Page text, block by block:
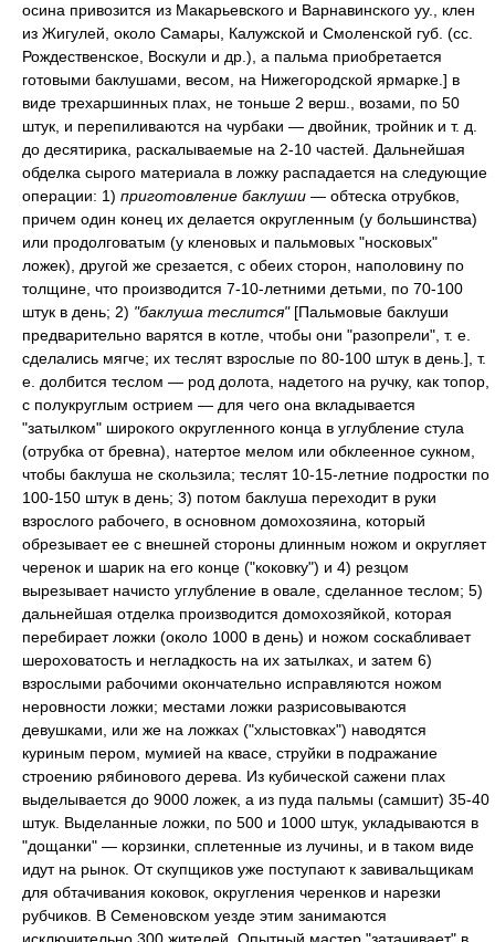
осина привозится из Макарьевского и Варнавинского уу., клен
из Жигулей, около Самары, Калужской и Смоленской губ. (сс.
Рождественское, Воскули и др.), а пальма приобретается
готовыми баклушами, весом, на Нижегородской ярмарке.] в
виде трехаршинных плах, не тоньше 2 верш., возами, по 50
штук, и перепиливаются на чурбаки — двойник, тройник и т. д.
до десятирика, раскалываемые на 2-10 частей. Дальнейшая
обделка сырого материала в ложку распадается на следующие
операции: 1) приготовление баклуши — обтеска отрубков,
причем один конец их делается округленным (у большинства)
или продолговатым (у кленовых и пальмовых "носковых"
ложек), другой же срезается, с обеих сторон, наполовину по
толщине, что производится 7-10-летними детьми, по 70-100
штук в день; 2) "баклуша теслится"[Пальмовые баклуши
предварительно варятся в котле, чтобы они "разопрели", т. е.
сделались мягче; их теслят взрослые по 80-100 штук в день.], т.
е. долбится теслом — род долота, надетого на ручку, как топор,
с полукруглым острием — для чего она вкладывается
"затылком" широкого округленного конца в углубление стула
(отрубка от бревна), натертое мелом или обклеенное сукном,
чтобы баклуша не скользила; теслят 10-15-летние подростки по
100-150 штук в день; 3) потом баклуша переходит в руки
взрослого рабочего, в основном домохозяина, который
обрезывает ее с внешней стороны длинным ножом и округляет
черенок и шарик на его конце ("коковку") и 4) резцом
вырезывает начисто углубление в овале, сделанное теслом; 5)
дальнейшая отделка производится домохозяйкой, которая
перебирает ложки (около 1000 в день) и ножом соскабливает
шероховатость и негладкость на их затылках, и затем 6)
взрослыми рабочими окончательно исправляются ножом
неровности ложки; местами ложки разрисовываются
девушками, или же на ложках ("хлыстовках") наводятся
куриным пером, мумией на квасе, струйки в подражание
строению рябинового дерева. Из кубической сажени плах
выделывается до 9000 ложек, а из пуда пальмы (самшит) 35-40
штук. Выделанные ложки, по 500 и 1000 штук, укладываются в
"дощанки" — корзинки, сплетенные из лучины, и в таком виде
идут на рынок. От скупщиков уже поступают к завивальщикам
для обтачивания коковок, округления черенков и нарезки
рубчиков. В Семеновском уезде этим занимаются